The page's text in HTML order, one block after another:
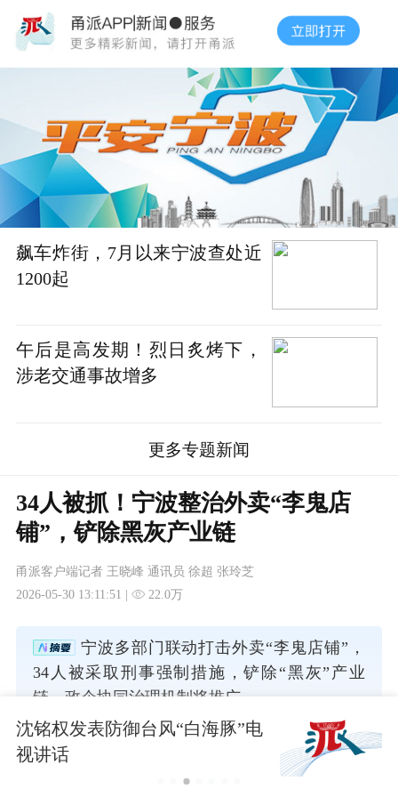
飙车炸街，7月以来宁波查处近
1200起
午后是高发期！烈日炙烤下，
涉老交通事故增多
更多专题新闻
34人被抓！宁波整治外卖“李鬼店
铺”，铲除黑灰产业链
甬派客户端记者 王晓峰 通讯员 徐超 张玲芝
2026-05-30 13:11:51 |
22.0万
宁波多部门联动打击外卖“李鬼店铺”，
34人被采取刑事强制措施，铲除“黑灰”产业
链，政企协同治理机制将推广。
沈铭权发表防御台风“白海豚”电
视讲话